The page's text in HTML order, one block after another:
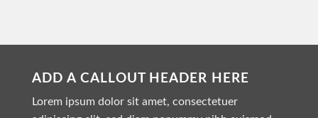
ADD A CALLOUT HEADER HERE
Lorem ipsum dolor sit amet, consectetuer